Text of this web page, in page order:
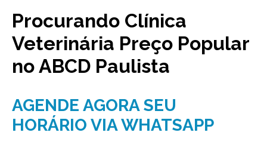
Procurando Clínica
Veterinária Preço Popular
no ABCD Paulista
AGENDE AGORA SEU
HORÁRIO VIA WHATSAPP